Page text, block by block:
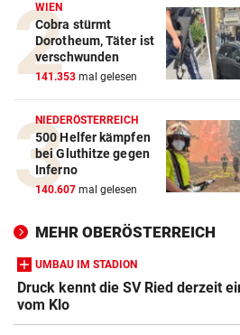
WIEN
Cobra stürmt
Dorotheum, Täter ist
verschwunden
141.353 mal gelesen
NIEDERÖSTERREICH
500 Helfer kämpfen
bei Gluthitze gegen
Inferno
140.607 mal gelesen
MEHR OBERÖSTERREICH
UMBAU IM STADION
Druck kennt die SV Ried derzeit
vom Klo